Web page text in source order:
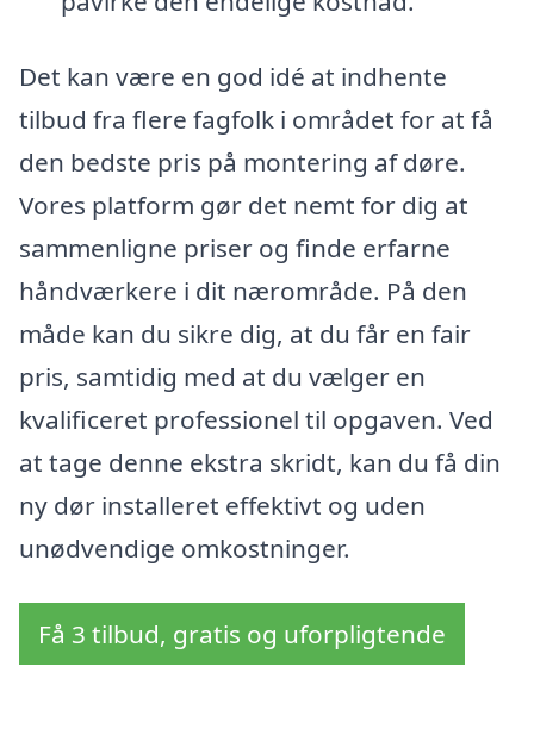
Det kan være en god idé at indhente
tilbud fra flere fagfolk i området for at få
den bedste pris på montering af døre.
Vores platform gør det nemt for dig at
sammenligne priser og finde erfarne
håndværkere i dit nærområde. På den
måde kan du sikre dig, at du får en fair
pris, samtidig med at du vælger en
kvalificeret professionel til opgaven. Ved
at tage denne ekstra skridt, kan du få din
ny dør installeret effektivt og uden
unødvendige omkostninger.
Få 3 tilbud, gratis og uforpligtende